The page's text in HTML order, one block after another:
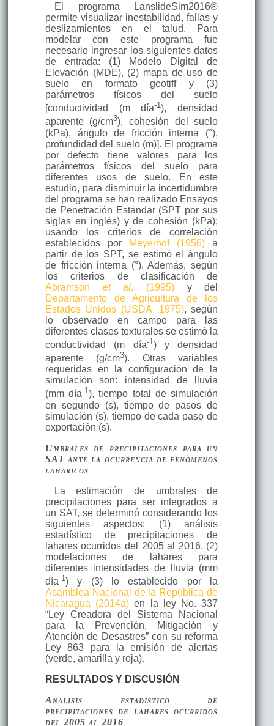
El programa LanslideSim2016®
permite visualizar inestabilidad, fallas y
deslizamientos en el talud. Para
modelar con este programa fue
necesario ingresar los siguientes datos
de entrada: (1) Modelo Digital de
Elevación (MDE), (2) mapa de uso de
suelo en formato geotiff y (3)
parámetros físicos del suelo
[conductividad (m día-1), densidad
aparente (g/cm3), cohesión del suelo
(kPa), ángulo de fricción interna (°),
profundidad del suelo (m)]. El programa
por defecto tiene valores para los
parámetros físicos del suelo para
diferentes usos de suelo. En este
estudio, para disminuir la incertidumbre
del programa se han realizado Ensayos
de Penetración Estándar (SPT por sus
siglas en inglés) y de cohesión (kPa);
usando los criterios de correlación
establecidos por
Meyerhof (1956) a
partir de los SPT, se estimó el ángulo
de fricción interna (°). Además, según
los criterios de clasificación de
Abramson et al. (1995)y del
Departamento de Agricultura de los
Estados Unidos (USDA, 1975), según
lo observado en campo para las
diferentes clases texturales se estimó la
conductividad (m día-1) y densidad
aparente (g/cm3). Otras variables
requeridas en la configuración de la
simulación son: intensidad de lluvia
(mm día-1), tiempo total de simulación
en segundo (s), tiempo de pasos de
simulación (s), tiempo de cada paso de
exportación (s).
Umbrales de precipitaciones para un
SAT ante la ocurrencia de fenómenos
laháricos
La estimación de umbrales de
precipitaciones para ser integrados a
un SAT, se determinó considerando los
siguientes aspectos: (1) análisis
estadístico de precipitaciones de
lahares ocurridos del 2005 al 2016, (2)
modelaciones de lahares para
diferentes intensidades de lluvia (mm
día-1) y (3) lo establecido por la
Asamblea Nacional de la República de
Nicaragua (2014a) en la ley No. 337
“Ley Creadora del Sistema Nacional
para la Prevención, Mitigación y
Atención de Desastres” con su reforma
Ley 863 para la emisión de alertas
(verde, amarilla y roja).
RESULTADOS Y DISCUSIÓN
Análisis estadístico de
precipitaciones de lahares ocurridos
del 2005 al 2016